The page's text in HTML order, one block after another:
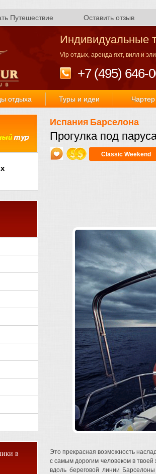
Путешествие Оставить отзыв
Индивидуальные
Vip отдых, аренда яхт, вилл и
+7 (495) 646-
отдыха Туры и идеи
в
Испания Барселона
Прогулка под
Classic Weekend
Это прекрасная возможность
с самым дорогим человеком в
вдоль береговой линии